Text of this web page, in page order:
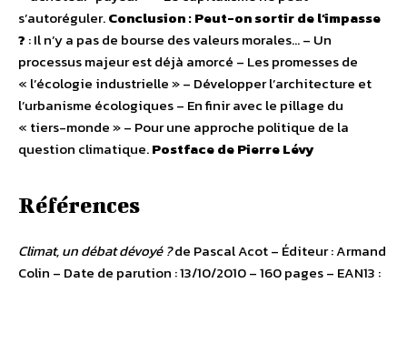
s’autoréguler.Conclusion : Peut-on sortir de l’impasse
? : Il n’y a pas de bourse des valeurs morales… – Un
processus majeur est déjà amorcé – Les promesses de
« l’écologie industrielle » – Développer l’architecture et
l’urbanisme écologiques – En finir avec le pillage du
« tiers-monde » – Pour une approche politique de la
question climatique.Postface de Pierre Lévy
Références
Climat, un débat dévoyé ?de Pascal Acot – Éditeur : Armand
Colin – Date de parution : 13/10/2010 – 160 pages – EAN13 :